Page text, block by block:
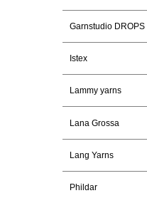
Garnstudio DROPS
Istex
Lammy yarns
Lana Grossa
Lang Yarns
Phildar